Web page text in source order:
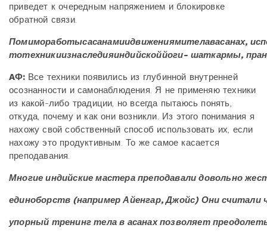
приведет к очередным напряжением и блокировке
обратной связи.
Помимоработысасанамиидвижениямителавасанах,
тотехникиизнаследияиндийскоййоги- шаткармы,
AФ: Все техники появились из глубинной внутренней
осознанности и самонаблюдения. Я не применяю техники
из какой-либо традиции, но всегда пытаюсь понять,
откуда, почему и как они возникли. Из этого понимания я
нахожу свой собственный способ использовать их, если
нахожу это продуктивным. То же самое касается
преподавания.
Многие индийские мастера преподавали довольно
единоборств (например Айенгар, Джойс) Они считали
упорный тренинг тела в асанах позволяет